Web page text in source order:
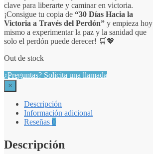
clave para liberarte y caminar en victoria.
¡Consigue tu copia de “30 Días Hacia la
Victoria a Través del Perdón” y empieza hoy
mismo a experimentar la paz y la sanidad que
solo el perdón puede derecer! 🛒💖
Out de stock
¿Preguntas? Solicita una llamada
×
Descripción
Información adicional
Reseñas 0
Descripción